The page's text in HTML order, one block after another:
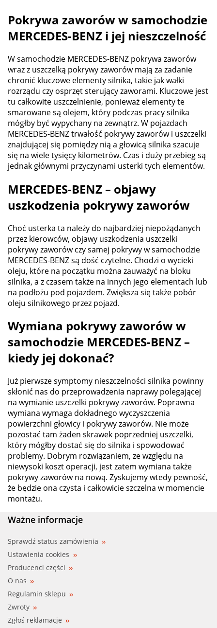
Pokrywa zaworów w samochodzie
MERCEDES-BENZ i jej nieszczelność
W samochodzie MERCEDES-BENZ pokrywa zaworów
wraz z uszczelką pokrywy zaworów mają za zadanie
chronić kluczowe elementy silnika, takie jak wałki
rozrządu czy osprzęt sterujący zaworami. Kluczowe jest
tu całkowite uszczelnienie, ponieważ elementy te
smarowane są olejem, który podczas pracy silnika
mógłby być wypychany na zewnątrz. W pojazdach
MERCEDES-BENZ trwałość pokrywy zaworów i uszczelki
znajdującej się pomiędzy nią a głowicą silnika szacuje
się na wiele tysięcy kilometrów. Czas i duży przebieg są
jednak głównymi przyczynami usterki tych elementów.
MERCEDES-BENZ – objawy
uszkodzenia pokrywy zaworów
Choć usterka ta należy do najbardziej niepożądanych
przez kierowców, objawy uszkodzenia uszczelki
pokrywy zaworów czy samej pokrywy w samochodzie
MERCEDES-BENZ są dość czytelne. Chodzi o wycieki
oleju, które na początku można zauważyć na bloku
silnika, a z czasem także na innych jego elementach lub
na podłożu pod pojazdem. Zwiększa się także pobór
oleju silnikowego przez pojazd.
Wymiana pokrywy zaworów w
samochodzie MERCEDES-BENZ –
kiedy jej dokonać?
Już pierwsze symptomy nieszczelności silnika powinny
skłonić nas do przeprowadzenia naprawy polegającej
na wymianie uszczelki pokrywy zaworów. Poprawna
wymiana wymaga dokładnego wyczyszczenia
powierzchni głowicy i pokrywy zaworów. Nie może
pozostać tam żaden skrawek poprzedniej uszczelki,
który mógłby dostać się do silnika i spowodować
problemy. Dobrym rozwiązaniem, ze względu na
niewysoki koszt operacji, jest zatem wymiana także
pokrywy zaworów na nową. Zyskujemy wtedy pewność,
że będzie ona czysta i całkowicie szczelna w momencie
montażu.
Ważne informacje
Sprawdź status zamówienia
Ustawienia cookies
Producenci części
O nas
Regulamin sklepu
Zwroty
Zgłoś reklamacje